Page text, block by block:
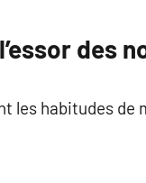
des
les habitudes